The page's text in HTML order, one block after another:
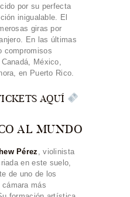
por su perfecta
inigualable. El
giras por
En las últimas
compromisos
México,
en Puerto Rico.
AQUÍ
AL MUNDO
Pérez
, violinista
en este suelo,
de uno de los
más